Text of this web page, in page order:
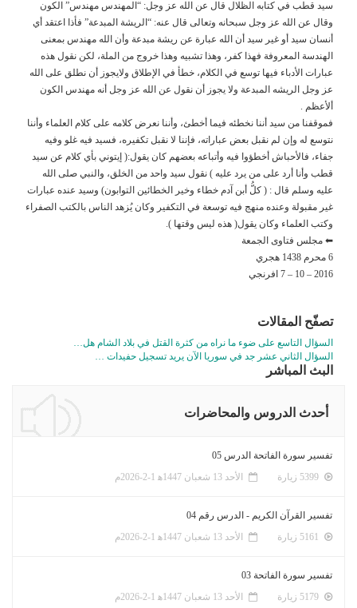
سيد قطب في كتابه الظلال قال عن الله عز وجل: “المهندس مهندس” الكون
وقال عن الله عز وجل سبحانه وتعالى قال عنه: “الريشة المبدعة” فأذا اعتقد أي
أنسان سيد أو غير سيد أن الله عبارة عن ريشة مبدعة وأن الله مهندس بمعنى
الهندسة المعروفة فهذا كفر، وهذا تشبيه وهذا خروج من الملة، لكن نقول هذه
عبارات الأدباء فيها توسع في الكلام، خطأ في الإطلاق ولايجوز أن نطلق على الله
عز وجل الريشه المبدعة ولا يجوز أن نقول عن الله عز وجل أنه مهندس الكون
ألأعظم .
فموقفنا من سيد أننا نخطئه فيما أخطئ، وأننا نعرض كلامه على كلام العلماء وأننا
نتوسع له وإن لم نقبل بعض عباراته، فإننا لا نقبل تكفيره، فسيد فيه غلو وفيه
جفاء، فالأحباش أخطؤوا فيه وأتباعه بعضهم كان يقول:( إيتوني بأي كلام عن سيد
قطب وأنا أرد على من يرد عليه ) نقول سيد واحد من الخلق، والنبي صلى الله
عليه وسلم قال : ( كلُّ أبن آدم خطاء وخير الخطائين التوابون) وسيد عنده عبارات
غير مقبولة وعنده منهج فيه توسعة في التكفير وكان يُزهد الناس بالكتب الصفراء
وكتب العلماء وكان يقول( هذه ليس وقتها ).
⬅ مجلس فتاوى الجمعة
6 محرم 1438 هجري
2016 – 10 – 7 افرنجي
تصفّح المقالات
السؤال التاسع على ضوء ما نراه من كثرة القتل في بلاد الشام هل…
السؤال الثاني عشر جد في سوريا الآن يريد تسجيل حفيدات …
البث المباشر
أحدث الدروس والمحاضرات
تفسير سورة الفاتحة الدرس 05
الأحد 13 شعبان 1447ﻫ 1-2-2026م
تفسير القرآن الكريم - الدرس رقم 04
الأحد 13 شعبان 1447ﻫ 1-2-2026م
تفسير سورة الفاتحة 03
الأحد 13 شعبان 1447ﻫ 1-2-2026م